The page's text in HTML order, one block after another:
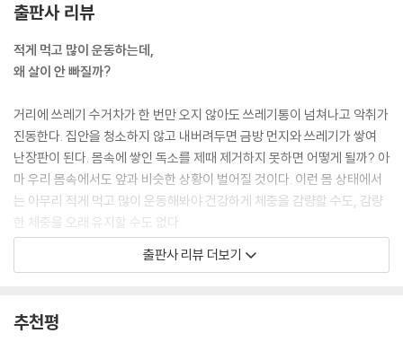
① 배고픔 신호를 견디는 나만의 노하우를 가져라!
② 다이어트에는 근육운동이 더 효과적이다
④ 비만을 일으킬 수 있는 환경호르몬의 종류
⑤ 빠른 다이어트 vs. 느린 다이어트
⑥ 1일 1식으로는 안 된다!
⑦ 고단백 식이요법의 장점
⑧ 유청단백의 종류
⑨ 해독다이어트 시 섭취해야 하는 영양제
⑩ 운동은 식전이 좋을까, 식후가 좋을까?
실제로 나는 2001년 처음 다이어트를 시작한 이래, 지금까지 꾸준히 다이
어트를 해오고 있다. 직접 다이어트를 해보니 “그건 절대 드시지 말라고 했
는데…”, “힘들어도 지금은 무조건 참으셔야 해요”, “그렇게 하면 또 실패
리는지 알게 되었다. 그래서 무조건 참아라, 줄여라 하는 말 대신 현실적으
로 실천 가능한 해법을 제시해주는 데에 골몰하게 되었다. 예를 들어 무조
건 섭취 칼로리를 줄이라고만 할 것이 아니라 허기지지 않으면서 섭취 칼
로리를 줄일 수 있는 방법을 고민하게 되었고, 무조건 소비 칼로리를 높이
라고만 할 것이 아니라 저절로 칼로리가 소비되는 몸을 만들기 위해서 어
떻게 해야 할지를 연구하게 되었다.
--- pp.20~21
많은 사람들이 가장 손쉬운 다이어트로 꼽는 일명 ‘굶기’는 인체 시스템을
고 내놓지 않기 때문이다. 우리는 다이어트를 한다고 굶지만, 우리 몸은 음
출판사 리뷰
적게 먹고 많이 운동하는데,
왜 살이 안 빠질까?
거리에 쓰레기 수거차가 한 번만 오지 않아도 쓰레기통이 넘쳐나고 악취가
진동한다. 집안을 청소하지 않고 내버려두면 금방 먼지와 쓰레기가 쌓여
난장판이 된다. 몸속에 쌓인 독소를 제때 제거하지 못하면 어떻게 될까? 아
마 우리 몸속에서도 앞과 비슷한 상황이 벌어질 것이다. 이런 몸 상태에서
는 아무리 적게 먹고 많이 운동해봐야 건강하게 체중을 감량할 수도, 감량
한 체중을 오래 유지할 수도 없다.
최신 의학 지식과 한발 앞선 식견으로 대한민국 최고의 다이어트 명의로
아니라는 사실을 확인했다. 미세먼지로 가득 찬 공기와 각종 유해물질이
출판사 리뷰 더보기
추천평